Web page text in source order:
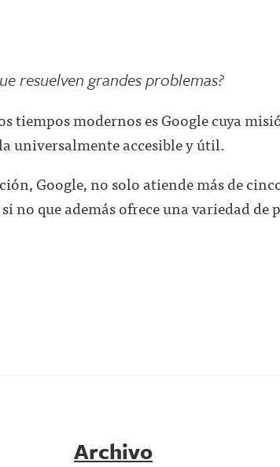
resuelven grandes problemas?
tiempos modernos es Google cuya
universalmente accesible y útil.
Google, no solo atiende más de
no que además ofrece una variedad de
Archivo